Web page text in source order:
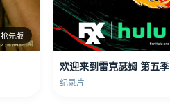
抢先版
欢迎来到雷克瑟姆 第五季
纪录片